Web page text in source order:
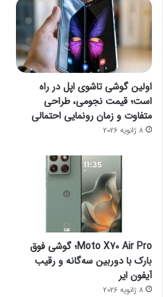
اولین گوشی تاشوی اپل در راه
است؛ قیمت نجومی، طراحی
متفاوت و زمان رونمایی احتمالی
8 ژانویه 2026
Moto X70 Air Pro؛ گوشی فوق
بارک با دوربین سه‌گانه و رقیب
آیفون ایر
8 ژانویه 2026